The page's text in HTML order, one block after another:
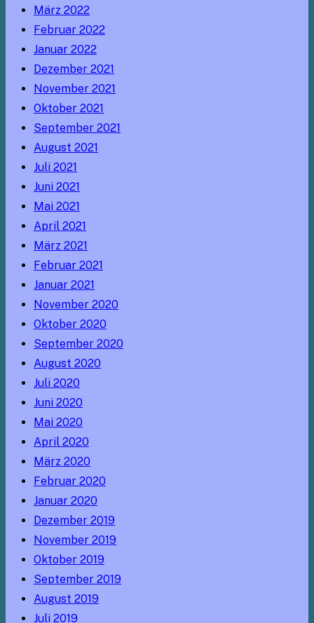
März 2022
Februar 2022
Januar 2022
Dezember 2021
November 2021
Oktober 2021
September 2021
August 2021
Juli 2021
Juni 2021
Mai 2021
April 2021
März 2021
Februar 2021
Januar 2021
November 2020
Oktober 2020
September 2020
August 2020
Juli 2020
Juni 2020
Mai 2020
April 2020
März 2020
Februar 2020
Januar 2020
Dezember 2019
November 2019
Oktober 2019
September 2019
August 2019
Juli 2019